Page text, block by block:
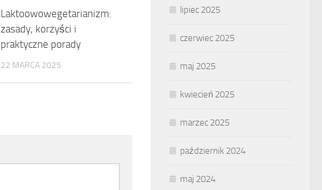
Laktoowowegetarianizm:
zasady, korzyści i
praktyczne porady
22 MARCA 2025
lipiec 2025
czerwiec 2025
maj 2025
kwiecień 2025
marzec 2025
październik 2024
maj 2024